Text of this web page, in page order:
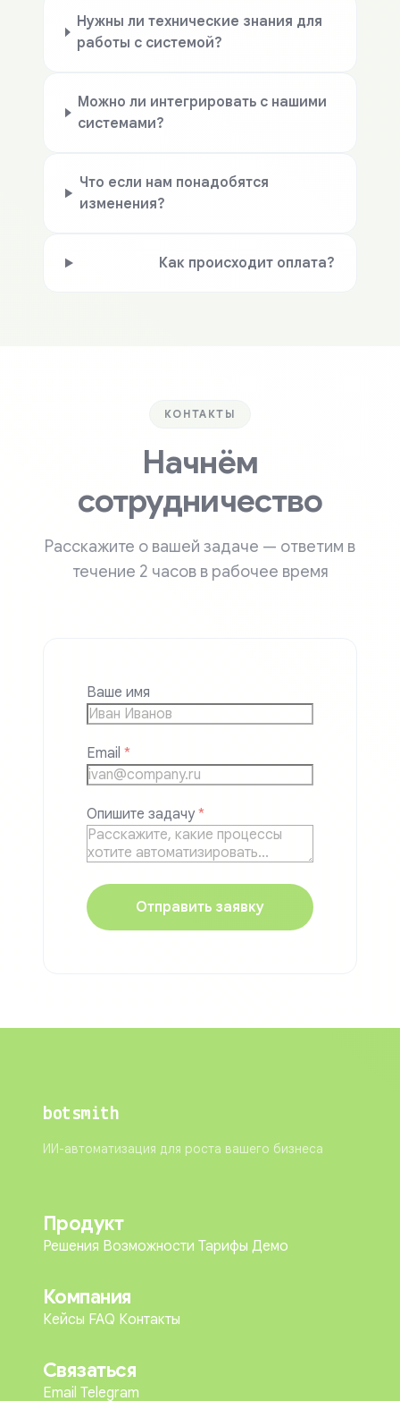
Нужны ли технические знания для
работы с системой?
Можно ли интегрировать с нашими
системами?
Что если нам понадобятся
изменения?
Как происходит оплата?
КОНТАКТЫ
Начнём
сотрудничество
Расскажите о вашей задаче — ответим в
течение 2 часов в рабочее время
Ваше имя
Email *
Опишите задачу*
Отправить заявку
botsmith
ИИ-автоматизация для роста вашего бизнеса
Продукт
Решения Возможности Тарифы Демо
Компания
Кейсы FAQ Контакты
Связаться
Email Telegram